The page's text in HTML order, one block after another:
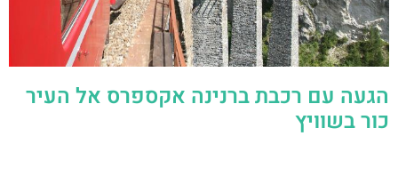
הגעה עם רכבת ברנינה אקספרס אל העיר
כור בשוויץ